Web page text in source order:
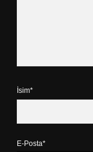
İsim*
E-Posta*